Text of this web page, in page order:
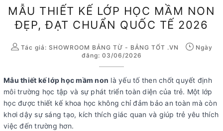
MẪU THIẾT KẾ LỚP HỌC MẦM NON
ĐẸP, ĐẠT CHUẨN QUỐC TẾ 2026
Tác giả: SHOWROOM BẢNG TỪ - BẢNG TỐT .VN
Ngày
đăng: 03/06/2026
Mẫu thiết kế lớp học mầm non là yếu tố then chốt quyết định
môi trường học tập và sự phát triển toàn diện của trẻ. Một lớp
học được thiết kế khoa học không chỉ đảm bảo an toàn mà còn
khơi dậy sự sáng tạo, kích thích giác quan và giúp trẻ yêu thích
việc đến trường hơn.